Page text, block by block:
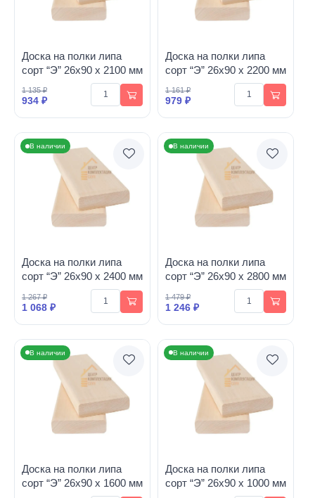
Доска на полки липа
сорт “Э” 26х90 х 2100 мм
1 135 ₽
934 ₽
Доска на полки липа
сорт “Э” 26х90 х 2200 мм
1 161 ₽
979 ₽
В наличии
Доска на полки липа
сорт “Э” 26х90 х 2400 мм
1 267 ₽
1 068 ₽
В наличии
Доска на полки липа
сорт “Э” 26х90 х 2800 мм
1 479 ₽
1 246 ₽
В наличии
Доска на полки липа
сорт “Э” 26х90 х 1600 мм
В наличии
Доска на полки липа
сорт “Э” 26х90 х 1000 мм